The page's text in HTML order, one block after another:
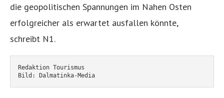
die geopolitischen Spannungen im Nahen Osten
erfolgreicher als erwartet ausfallen könnte,
schreibt N1.
Redaktion Tourismus
Bild: Dalmatinka-Media